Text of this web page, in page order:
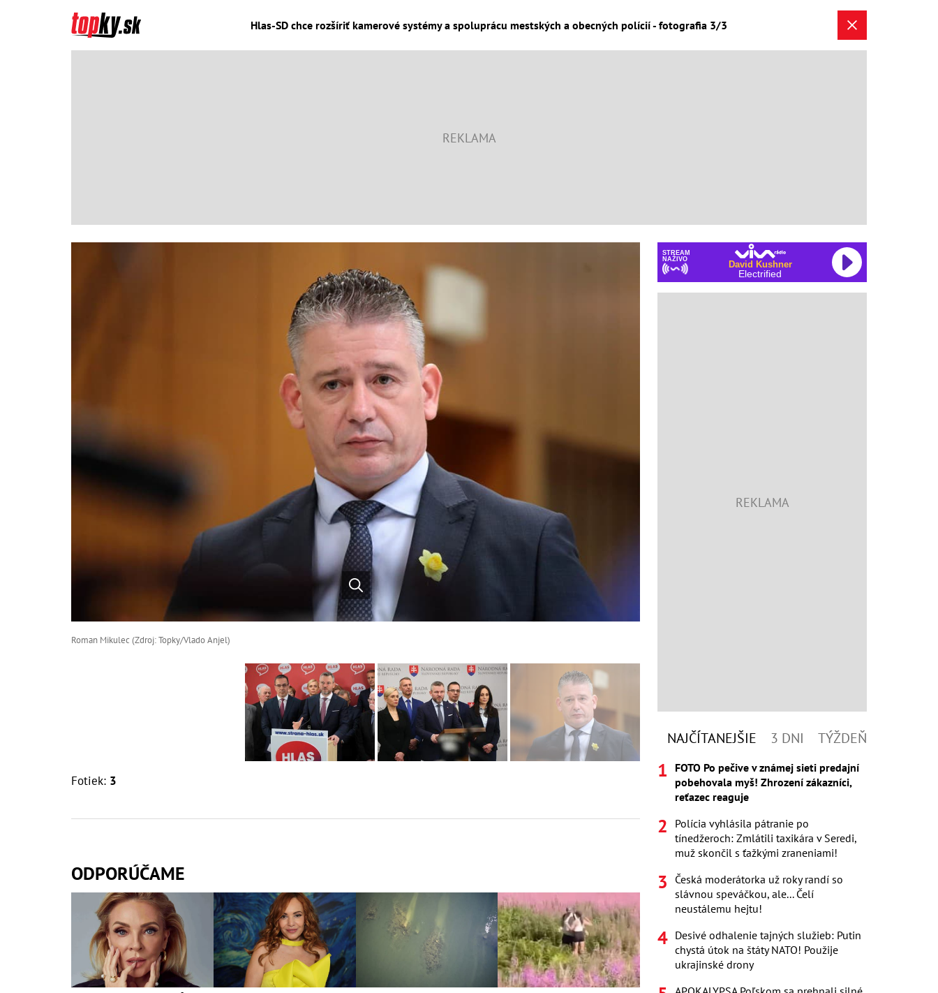
Hlas-SD chce rozšíriť kamerové systémy a spoluprácu mestských a obecných polícií - fotografia 3/3
Roman Mikulec (Zdroj: Topky/Vlado Anjel)
Fotiek: 3
ODPORÚČAME
STREAM
NAŽIVO
David Kushner
Electrified
NAJČÍTANEJŠIE 3 DNI TÝŽDEŇ
FOTO Po pečive v známej sieti predajní
pobehovala myš! Zhrození zákazníci,
reťazec reaguje
Polícia vyhlásila pátranie po
tínedžeroch: Zmlátili taxikára v Seredi,
muž skončil s ťažkými zraneniami!
Česká moderátorka už roky randí so
slávnou speváčkou, ale... Čelí
neustálemu hejtu!
Desivé odhalenie tajných služieb: Putin
chystá útok na štáty NATO! Použije
ukrajinské drony